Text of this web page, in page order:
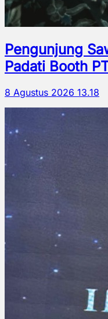
Pengunjung
Padati Booth
8 Agustus 2026 13.18